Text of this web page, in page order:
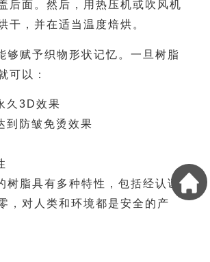
后面。然后，用热压机或吹风机
干，并在适当温度焙烘。
够赋予织物形状记忆。一旦树脂
可以：
久3D效果
到防皱免烫效果
树脂具有多种特性，包括经认证
，对人类和环境都是安全的产